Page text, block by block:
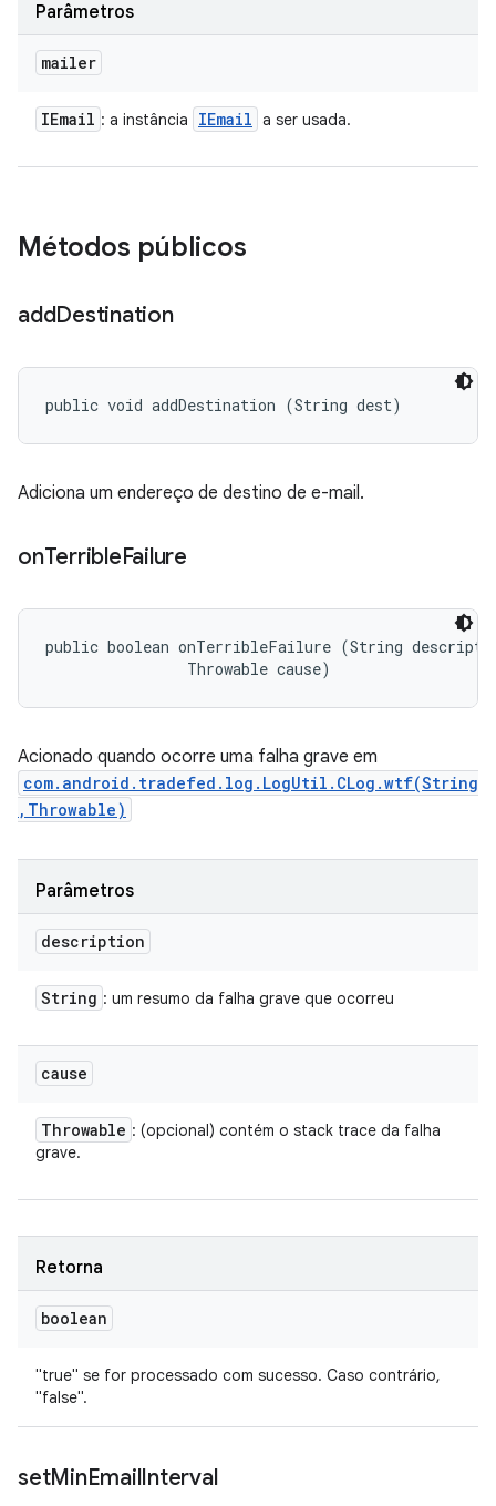
Parâmetros
mailer
IEmail : a instância IEmail a ser usada.
Métodos públicos
addDestination
public void addDestination (String dest)
Adiciona um endereço de destino de e-mail.
onTerribleFailure
public boolean onTerribleFailure (String
                Throwable cause)
Acionado quando ocorre uma falha grave em
com.android.tradefed.log.LogUtil.CLog.wtf(String
,Throwable)
Parâmetros
description
String : um resumo da falha grave que ocorreu
cause
Throwable : (opcional) contém o stack trace da falha
grave.
Retorna
boolean
"true" se for processado com sucesso. Caso contrário,
"false".
setMinEmailInterval